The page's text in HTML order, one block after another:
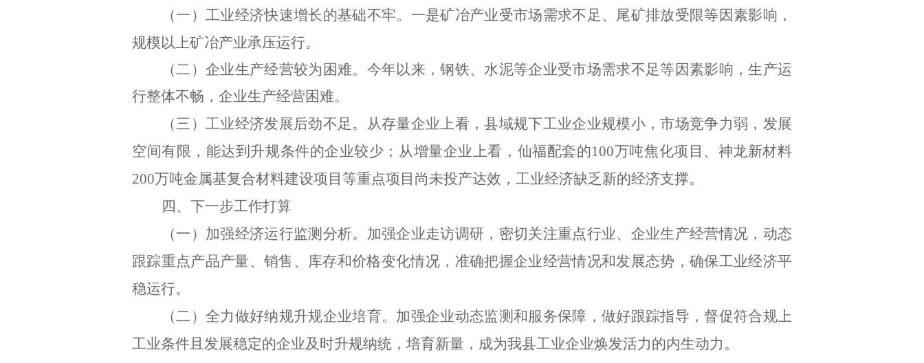
（一）工业经济快速增长的基础不牢。 一是矿冶产业受市场需求不足、尾矿排放受限等因素影响，
规模以上矿冶产业承压运行。
（二）企业生产经营较为困难。 今年以来，钢铁、水泥等企业受市场需求不足等因素影响，生产运
行整体不畅，企业生产经营困难。
（三 ）工业经济发展后劲不足。 从存量企业上看，县域规下工业企业规模小，市场竞争力弱，发展
空间有限，能达到升规条件的企业较少；从增量企业上看，仙福配套的100万吨焦化项目、神龙新材料
200万吨金属基复合材料建设项目等重点项目 尚未投产达效，工业经济缺乏新的经济支撑。
四、下一步工作打算
（一）加强经济运行监测分析。 加强企业走访调研，密切关注重点行业、企业生产经营情况，动态
跟踪重点产品产量、销售、库存和价格变化情况，准确把握企业经营情况和发展态势，确保工业经济平
稳运行。
（二）全力做好纳规升规企业培育。 加强企业动态监测和服务保障，做好跟踪指导，督促符合规上
工业条件且发展稳定的企业及时升规纳统，培育新量，成为我县工业企业焕发活力的内生动力。